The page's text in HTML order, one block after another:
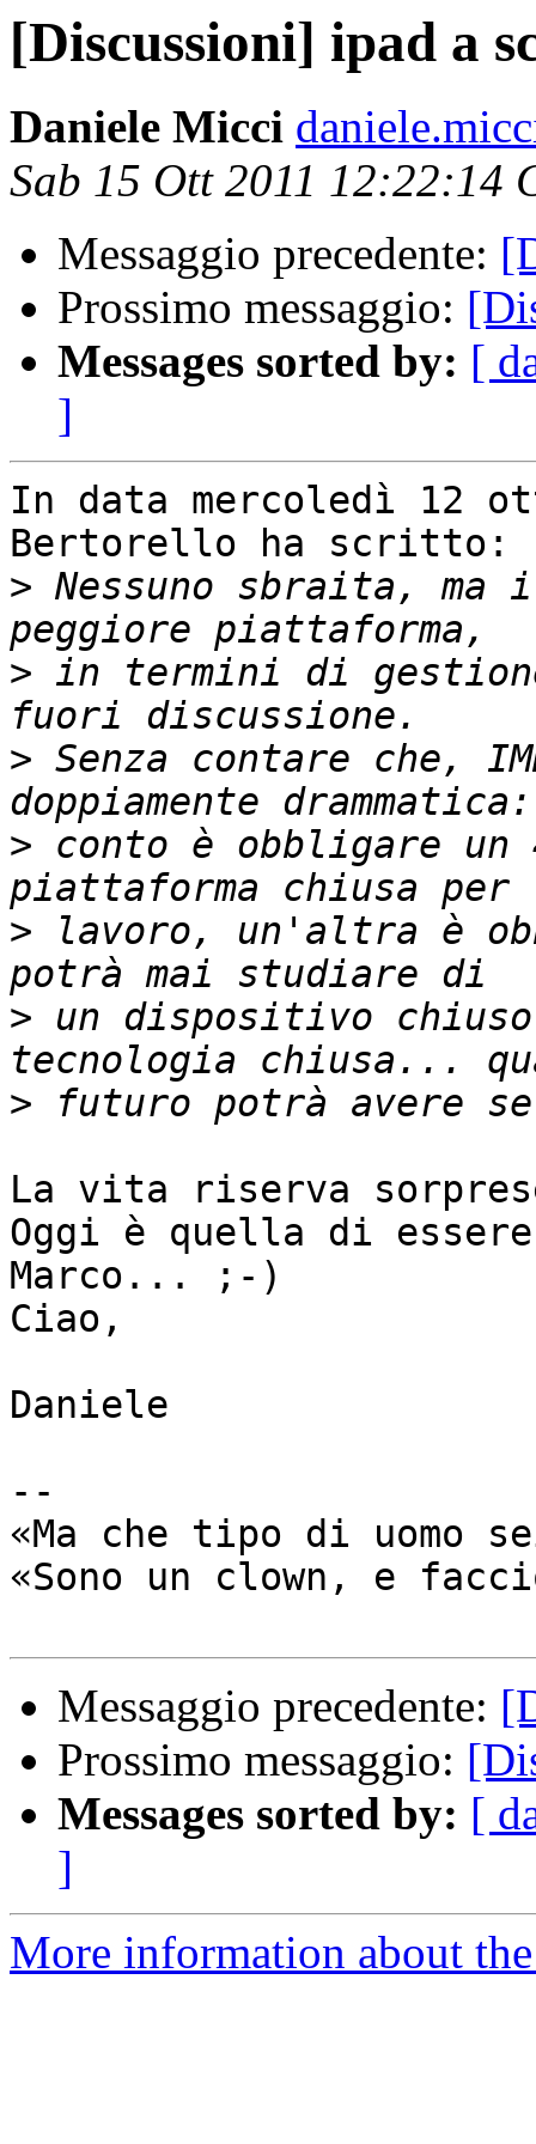
[Discussioni] ipad a
Daniele Micci
Sab 15 Ott 2011 12:22:14
Messaggio precedente:
Prossimo messaggio:
Messages sorted by: [
]
In data mercoledì 12
Bertorello ha scritto:
> Nessuno sbraita,
> in termini di
> Senza contare che,
> conto è obbligare un
> lavoro, un'altra è
> un dispositivo
>
La vita riserva
Oggi è quella di essere
Marco... ;-)
Ciao,
Daniele
--
«Ma che tipo di uomo
«Sono un clown, e
Messaggio precedente:
Prossimo messaggio:
Messages sorted by: [
]
More information about